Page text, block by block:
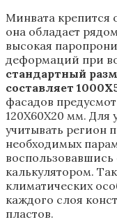
Минвата крепится
она обладает
высокая
деформаций при
стандартный
составляет
фасадов
120Х60Х20 мм. Для
учитывать регион
необходимых
калькулятором.
климатических
каждого слоя
пластов.